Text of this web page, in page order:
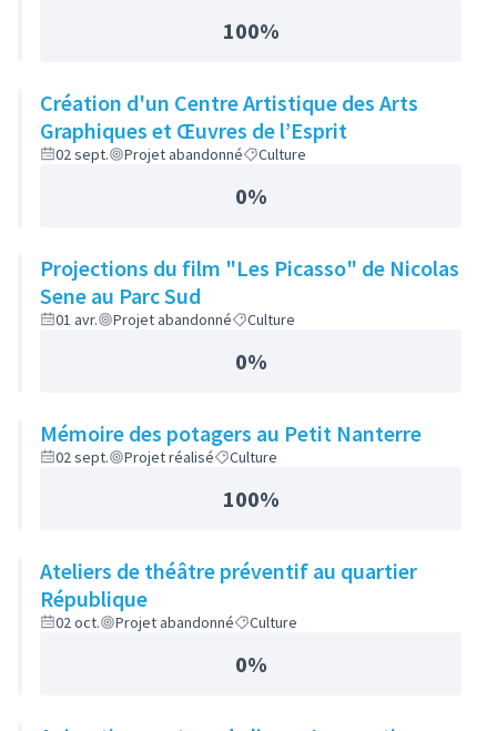
100%
Création d'un Centre Artistique des Arts
Graphiques et Œuvres de l’Esprit
02 sept. Projet abandonné Culture
0%
Projections du film "Les Picasso" de Nicolas
Sene au Parc Sud
01 avr. Projet abandonné Culture
0%
Mémoire des potagers au Petit Nanterre
02 sept. Projet réalisé Culture
100%
Ateliers de théâtre préventif au quartier
République
02 oct. Projet abandonné Culture
0%